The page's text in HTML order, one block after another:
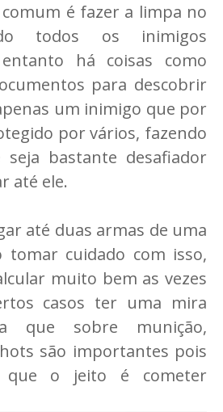
é fazer a limpa no
todos os inimigos
há coisas como
para descobrir
um inimigo que por
por vários, fazendo
bastante desafiador
até ele.
até duas armas de uma
tomar cuidado com isso,
muito bem as vezes
casos ter uma mira
que sobre munição,
são importantes pois
que o jeito é cometer